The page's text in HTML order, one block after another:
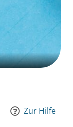
Zur Hilfe